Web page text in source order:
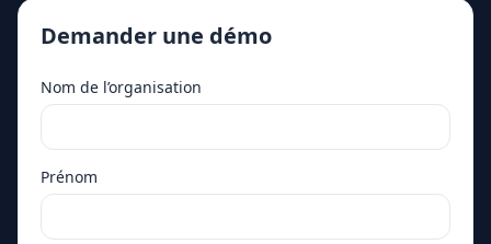
Demander une démo
Nom de l’organisation
Prénom